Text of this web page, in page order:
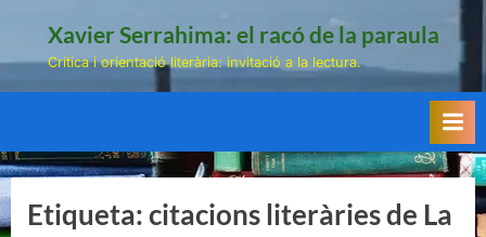
Xavier Serrahima: el racó de la paraula
Crítica i orientació literària: invitació a la lectura.
Etiqueta:citacions literàries de La